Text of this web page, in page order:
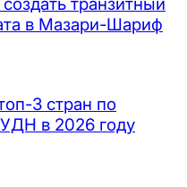
транзитный
в Мазари-Шариф
3 стран по
в 2026 году